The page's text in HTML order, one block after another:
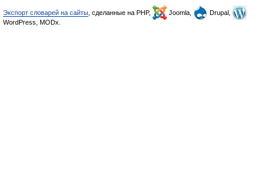
Экспорт словарей на сайты , сделанные на PHP, Joomla,
Drupal,
WordPress, MODx.